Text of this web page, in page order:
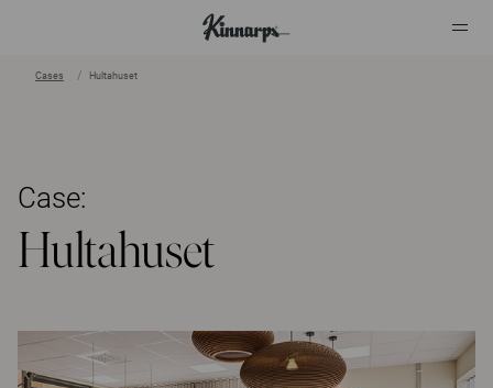
Cases Hultahuset
Case:
Hultahuset